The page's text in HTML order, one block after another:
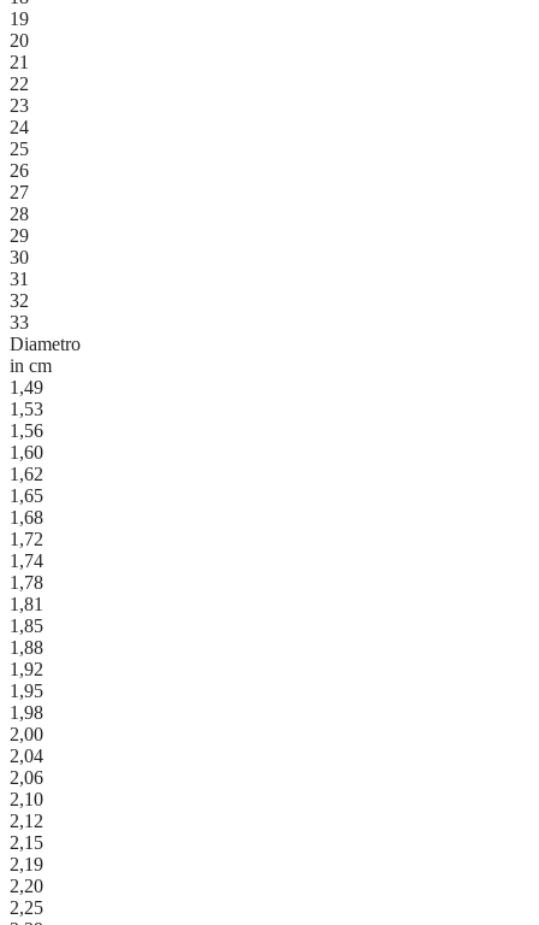
19
20
21
22
23
24
25
26
27
28
29
30
31
32
33
Diametro
in cm
1,49
1,53
1,56
1,60
1,62
1,65
1,68
1,72
1,74
1,78
1,81
1,85
1,88
1,92
1,95
1,98
2,00
2,04
2,06
2,10
2,12
2,15
2,19
2,20
2,25